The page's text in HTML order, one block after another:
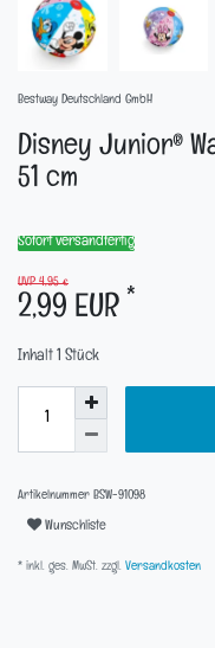
Bestway Deutschland GmbH
Disney Junior®
51 cm
Sofort versandfertig
UVP 4,95 €
2,99 EUR
*
Inhalt Stück
Artikelnummer BSW-91098
Wunschliste
* inkl. ges. MwSt. zzgl. Versandkosten